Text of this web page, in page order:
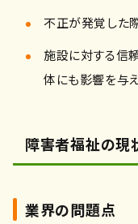
不正が発覚した
施設に対する信
体にも影響を与
障害者福祉の現
業界の問題点